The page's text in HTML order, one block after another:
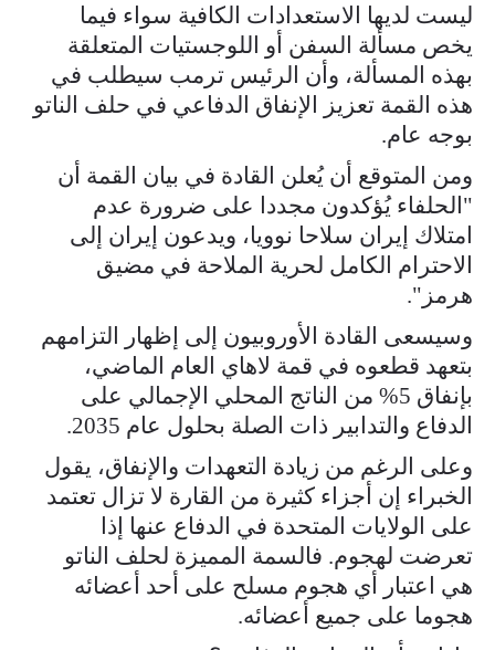
ليست لديها الاستعدادات الكافية سواء فيما
يخص مسألة السفن أو اللوجستيات المتعلقة
بهذه المسألة، وأن الرئيس ترمب سيطلب في
هذه القمة تعزيز الإنفاق الدفاعي في حلف الناتو
بوجه عام.
ومن المتوقع أن يُعلن القادة في بيان القمة أن
"الحلفاء يُؤكدون مجددا على ضرورة عدم
امتلاك إيران سلاحا نوويا، ويدعون إيران إلى
الاحترام الكامل لحرية الملاحة في مضيق
هرمز".
وسيسعى القادة الأوروبيون إلى إظهار التزامهم
بتعهد قطعوه في قمة لاهاي العام الماضي،
بإنفاق 5% من الناتج المحلي الإجمالي على
الدفاع والتدابير ذات الصلة بحلول عام 2035.
وعلى الرغم من زيادة التعهدات والإنفاق، يقول
الخبراء إن أجزاء كثيرة من القارة لا تزال تعتمد
على الولايات المتحدة في الدفاع عنها إذا
تعرضت لهجوم. فالسمة المميزة لحلف الناتو
هي اعتبار أي هجوم مسلح على أحد أعضائه
هجوما على جميع أعضائه.